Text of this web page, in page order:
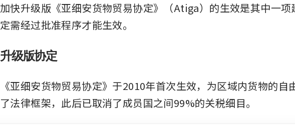
加快升级版《亚细安货物贸易协定》（Atiga）的生效是其中一项
定需经过批准程序才能生效。
升级版协定
《亚细安货物贸易协定》于2010年首次生效，为区域内货物的自
了法律框架，此后已取消了成员国之间99%的关税细目。